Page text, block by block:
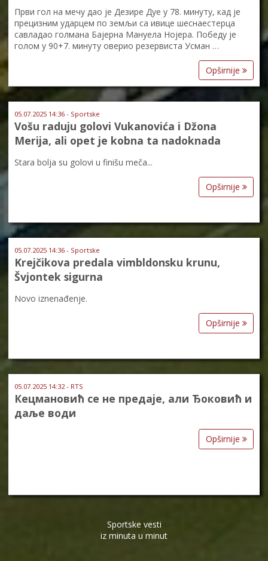
Први гол на мечу дао је Дезире Дуе у 78. минуту, кад је
прецизним ударцем по земљи са ивице шеснаестерца
савладао голмана Бајерна Мануела Нојера. Победу је
голом у 90+7. минуту оверио резервиста Усман …
Opširnije
05.07.2025 14:36 - Sportske
Vošu raduju golovi Vukanovića i Džona
Merija, ali opet je kobna ta nadoknada
Stara bolja su golovi u finišu meča...
Opširnije
05.07.2025 14:36 - Sportske
Krejčikova predala vimbldonsku krunu,
Švjontek sigurna
Novo iznenađenje.
Opširnije
05.07.2025 14:32 - RTS
Кецмановић се не предаје, али Ђоковић и
даље води
Opširnije
Sportske vesti
iz minuta u minut